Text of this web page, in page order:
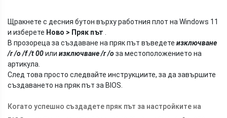
Щракнете с десния бутон върху работния плот на Windows 11
и изберете Ново > Пряк път .
В прозореца за създаване на пряк път въведете изключване
/r /o/f /t 00или изключване /r /oза местоположението на
артикула.
След това просто следвайте инструкциите, за да завършите
създаването на пряк път за BIOS.
Когато успешно създадете пряк път за настройките на